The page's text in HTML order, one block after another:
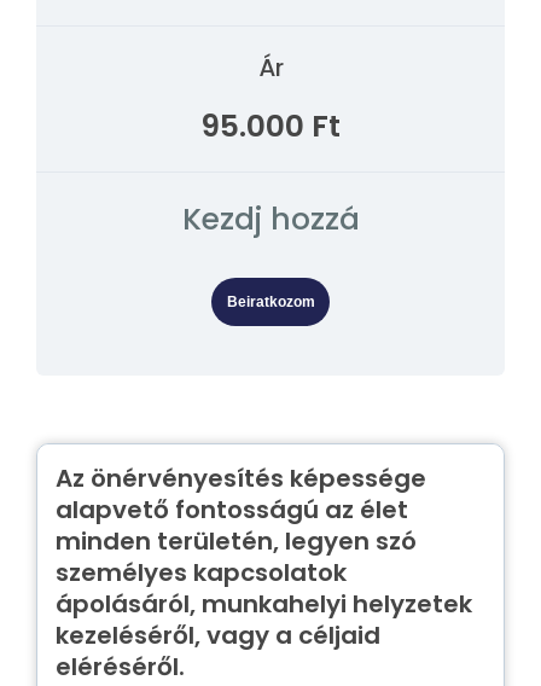
Ár
95.000 Ft
Kezdj hozzá
Beiratkozom
Az önérvényesítés képessége
alapvető fontosságú az élet
minden területén, legyen szó
személyes kapcsolatok
ápolásáról, munkahelyi helyzetek
kezeléséről, vagy a céljaid
eléréséről.